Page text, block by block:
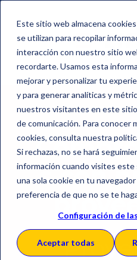
Este sitio web almacena
se utilizan para recopilar
interacción con nuestro sitio
recordarte. Usamos esta
mejorar y personalizar tu
y para generar analíticas y
nuestros visitantes en este
de comunicación. Para conocer
cookies, consulta nuestra
Si rechazas, no se hará
información cuando visites este
una sola cookie en tu
preferencia de que no se te
Configuración de
Aceptar todas
s con